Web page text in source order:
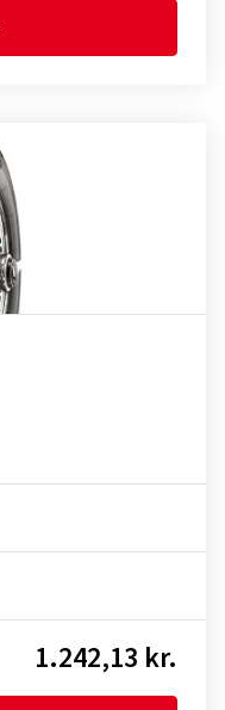
1.242,13 kr.